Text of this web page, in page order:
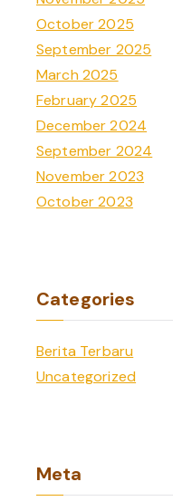
October 2025
September 2025
March 2025
February 2025
December 2024
September 2024
November 2023
October 2023
Categories
Berita Terbaru
Uncategorized
Meta